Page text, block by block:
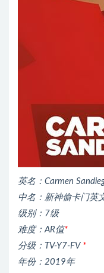
英名：Carmen
中名：新神偷卡门英
级别：7级
难度：AR值*
分级：TV-Y7-FV *
年份：2019年